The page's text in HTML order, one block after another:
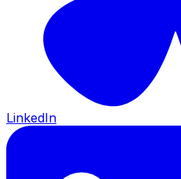
LinkedIn